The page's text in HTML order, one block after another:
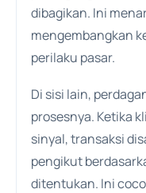
dibagikan. Ini
mengembangkan
perilaku pasar.
Di sisi lain,
prosesnya. Ketika
sinyal, transaksi
pengikut
ditentukan. Ini